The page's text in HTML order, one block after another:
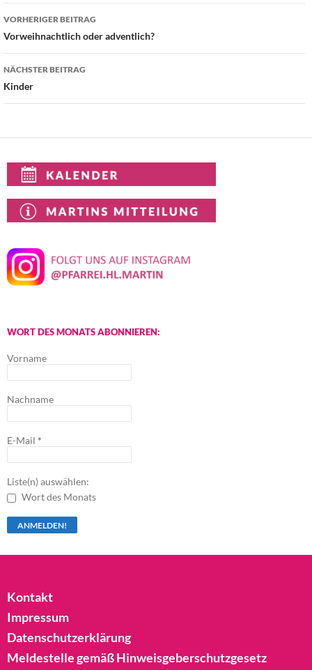
Beitragsnavigation
VORHERIGER BEITRAG
Vorweihnachtlich oder adventlich?
NÄCHSTER BEITRAG
Kinder
WORT DES MONATS ABONNIEREN:
Vorname
Nachname
E-Mail *
Liste(n) auswählen:
Wort des Monats
Kontakt
Impressum
Datenschutzerklärung
Meldestelle gemäß Hinweisgeberschutzgesetz